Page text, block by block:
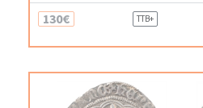
130€ TTB+